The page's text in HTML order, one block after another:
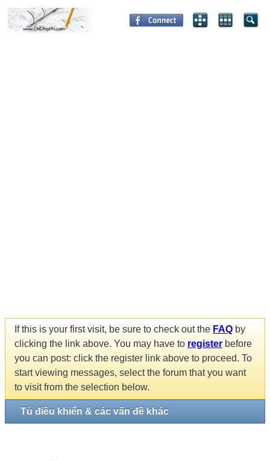
If this is your first visit, be sure to check out the FAQ by
clicking the link above. You may have to register before
you can post: click the register link above to proceed. To
start viewing messages, select the forum that you want
to visit from the selection below.
Tủ điều khiển & các vấn đề khác